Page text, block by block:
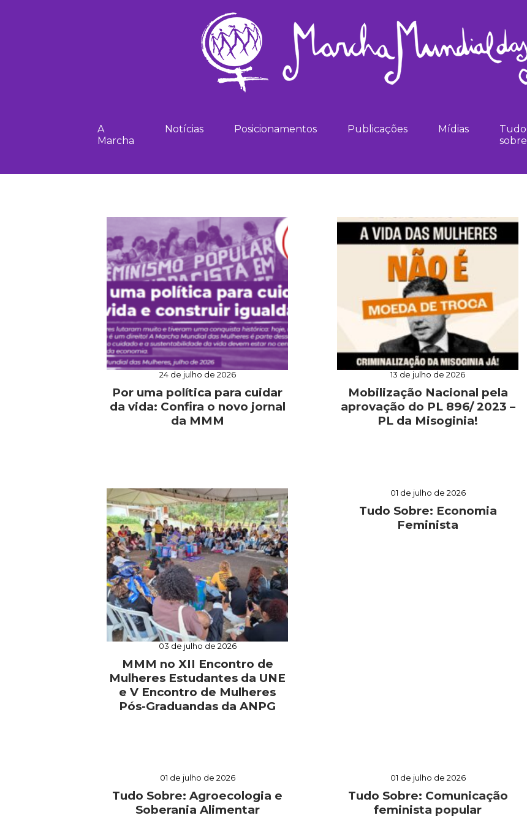
A
Marcha
Notícias Posicionamentos Publicações Mídias
Tudo
sobre
24 de julho de 2026
Por uma política para cuidar
da vida: Confira o novo jornal
da MMM
13 de julho de 2026
Mobilização Nacional pela
aprovação do PL 896/ 2023 –
PL da Misoginia!
03 de julho de 2026
MMM no XII Encontro de
Mulheres Estudantes da UNE
e V Encontro de Mulheres
Pós-Graduandas da ANPG
01 de julho de 2026
Tudo Sobre: Economia
Feminista
01 de julho de 2026
Tudo Sobre: Agroecologia e
Soberania Alimentar
01 de julho de 2026
Tudo Sobre: Comunicação
feminista popular